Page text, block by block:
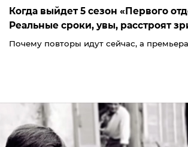
Когда выйдет 5 сезон «Первого
Реальные сроки, увы, расстроят
Почему повторы идут сейчас, а